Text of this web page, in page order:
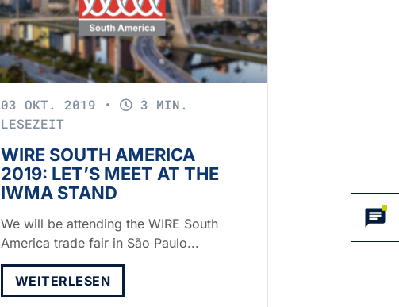
03 OKT. 2019 •
3 MIN.
LESEZEIT
WIRE SOUTH AMERICA
2019: LET’S MEET AT THE
IWMA STAND
We will be attending the WIRE South
America trade fair in São Paulo...
WEITERLESEN